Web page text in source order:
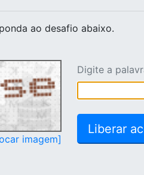
ao desafio abaixo.
imagem]
Digite a